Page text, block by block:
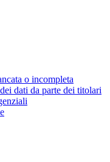
o incompleta
dati da parte dei titolari